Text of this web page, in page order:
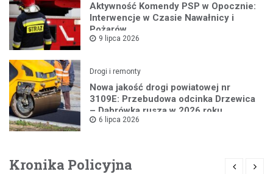
Aktywność Komendy PSP w Opocznie:
Interwencje w Czasie Nawałnicy i
Pożarów
9 lipca 2026
Drogi i remonty
Nowa jakość drogi powiatowej nr
3109E: Przebudowa odcinka Drzewica
– Dąbrówka rusza w 2026 roku
6 lipca 2026
Kronika Policyjna